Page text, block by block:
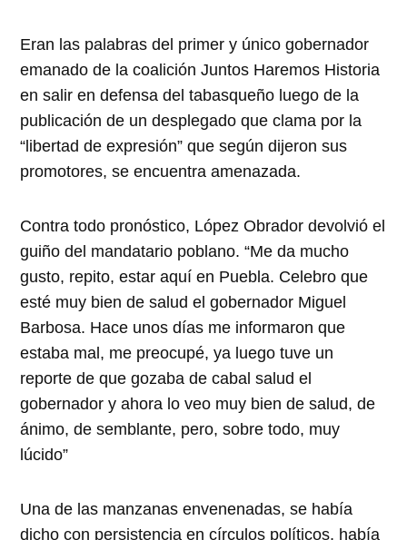
Eran las palabras del primer y único gobernador
emanado de la coalición Juntos Haremos Historia
en salir en defensa del tabasqueño luego de la
publicación de un desplegado que clama por la
“libertad de expresión” que según dijeron sus
promotores, se encuentra amenazada.
Contra todo pronóstico, López Obrador devolvió el
guiño del mandatario poblano. “Me da mucho
gusto, repito, estar aquí en Puebla. Celebro que
esté muy bien de salud el gobernador Miguel
Barbosa. Hace unos días me informaron que
estaba mal, me preocupé, ya luego tuve un
reporte de que gozaba de cabal salud el
gobernador y ahora lo veo muy bien de salud, de
ánimo, de semblante, pero, sobre todo, muy
lúcido”
Una de las manzanas envenenadas, se había
dicho con persistencia en círculos políticos, había